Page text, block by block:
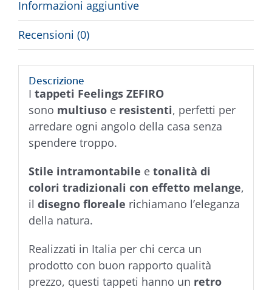
Informazioni aggiuntive
Recensioni (0)
Descrizione
I tappeti Feelings ZEFIRO
sono multiusoe resistenti, perfetti per
arredare ogni angolo della casa senza
spendere troppo.
Stile intramontabile e tonalità di
colori tradizionali con effetto melange,
il disegno floreale richiamano l’eleganza
della natura.
Realizzati in Italia per chi cerca un
prodotto con buon rapporto qualità
prezzo, questi tappeti hanno un retro